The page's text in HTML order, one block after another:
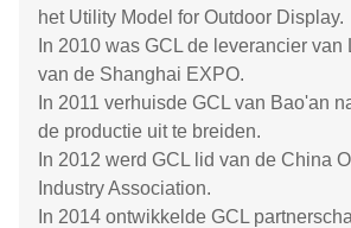
het Utility Model for Outdoor Display.
In 2010 was GCL de leverancier van
van de Shanghai EXPO.
In 2011 verhuisde GCL van Bao'an
de productie uit te breiden.
In 2012 werd GCL lid van de China
Industry Association.
In 2014 ontwikkelde GCL